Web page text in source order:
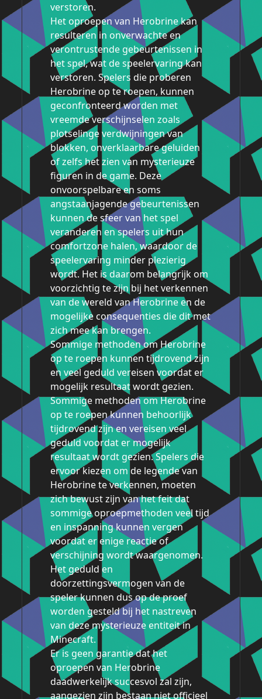
verstoren.
Het oproepen van Herobrine kan
resulteren in onverwachte en
verontrustende gebeurtenissen in
het spel, wat de speelervaring kan
verstoren. Spelers die proberen
Herobrine op te roepen, kunnen
geconfronteerd worden met
vreemde verschijnselen zoals
plotselinge verdwijningen van
blokken, onverklaarbare geluiden
of zelfs het zien van mysterieuze
figuren in de game. Deze
onvoorspelbare en soms
angstaanjagende gebeurtenissen
kunnen de sfeer van het spel
veranderen en spelers uit hun
comfortzone halen, waardoor de
speelervaring minder plezierig
wordt. Het is daarom belangrijk om
voorzichtig te zijn bij het verkennen
van de wereld van Herobrine en de
mogelijke consequenties die dit met
zich mee kan brengen.
Sommige methoden om Herobrine
op te roepen kunnen tijdrovend zijn
en veel geduld vereisen voordat er
mogelijk resultaat wordt gezien.
Sommige methoden om Herobrine
op te roepen kunnen behoorlijk
tijdrovend zijn en vereisen veel
geduld voordat er mogelijk
resultaat wordt gezien. Spelers die
ervoor kiezen om de legende van
Herobrine te verkennen, moeten
zich bewust zijn van het feit dat
sommige oproepmethoden veel tijd
en inspanning kunnen vergen
voordat er enige reactie of
verschijning wordt waargenomen.
Het geduld en
doorzettingsvermogen van de
speler kunnen dus op de proef
worden gesteld bij het nastreven
van deze mysterieuze entiteit in
Minecraft.
Er is geen garantie dat het
oproepen van Herobrine
daadwerkelijk succesvol zal zijn,
aangezien zijn bestaan niet officieel